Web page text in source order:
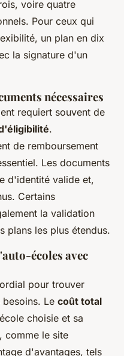
voire quatre
Pour ceux qui
un plan en dix
la signature d'un
nécessaires
requiert souvent de
.
de remboursement
Les documents
d'identité valide et,
Certains
la validation
plans les plus étendus.
écoles avec
pour trouver
Le coût total
choisie et sa
comme le site
d'avantages, tels